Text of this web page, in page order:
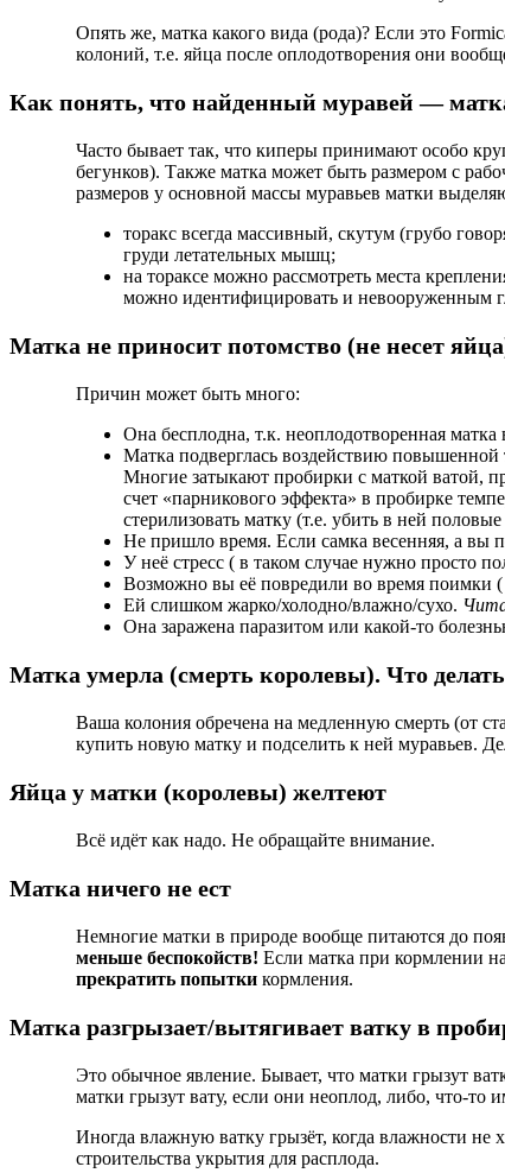
Опять же, матка какого вида (рода)? Если это
колоний, т.е. яйца после оплодотворения они
Как понять, что найденный муравей —
Часто бывает так, что киперы принимают особо
бегунков). Также матка может быть размером с
размеров у основной массы муравьев матки
торакс всегда массивный, скутум (грубо
груди летательных мышц;
на тораксе можно рассмотреть места
можно идентифицировать и невооруженным
Матка не приносит потомство (не несет
Причин может быть много:
Она бесплодна, т.к. неоплодотворенная
Матка подверглась воздействию повышенной
Многие затыкают пробирки с маткой ватой,
счет «парникового эффекта» в пробирке
стерилизовать матку (т.е. убить в ней
Не пришло время. Если самка весенняя, а вы
У неё стресс ( в таком случае нужно просто
Возможно вы её повредили во время поимки
Ей слишком жарко/холодно/влажно/сухо.
Она заражена паразитом или какой-то
Матка умерла (смерть королевы). Что
Ваша колония обречена на медленную смерть (от
купить новую матку и подселить к ней муравьев.
Яйца у матки (королевы) желтеют
Всё идёт как надо. Не обращайте внимание.
Матка ничего не ест
Немногие матки в природе вообще питаются до
меньше беспокойств! Если матка при кормлении
прекратить попытки кормления.
Матка разгрызает/вытягивает ватку в
Это обычное явление. Бывает, что матки грызут
матки грызут вату, если они неоплод, либо, что-то
Иногда влажную ватку грызёт, когда влажности не
строительства укрытия для расплода.